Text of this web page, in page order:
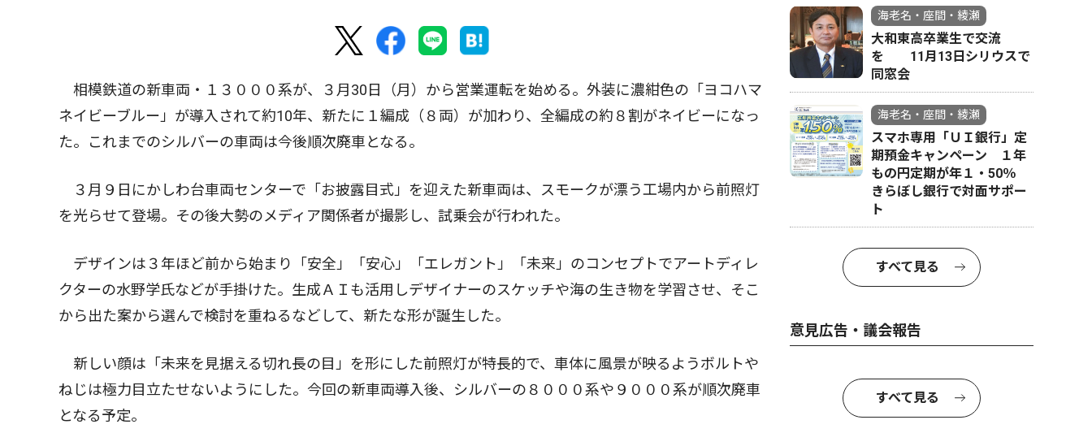
相模鉄道の新車両・１３０００系が、３月30日（月）から営業運転を始める。外装に濃紺色の「ヨコハマ
ネイビーブルー」が導入されて約10年、新たに１編成（８両）が加わり、全編成の約８割がネイビーになっ
た。これまでのシルバーの車両は今後順次廃車となる。
３月９日にかしわ台車両センターで「お披露目式」を迎えた新車両は、スモークが漂う工場内から前照灯
を光らせて登場。その後大勢のメディア関係者が撮影し、試乗会が行われた。
デザインは３年ほど前から始まり「安全」「安心」「エレガント」「未来」のコンセプトでアートディレ
クターの水野学氏などが手掛けた。生成ＡＩも活用しデザイナーのスケッチや海の生き物を学習させ、そこ
から出た案から選んで検討を重ねるなどして、新たな形が誕生した。
新しい顔は「未来を見据える切れ長の目」を形にした前照灯が特長的で、車体に風景が映るようボルトや
ねじは極力目立たせないようにした。今回の新車両導入後、シルバーの８０００系や９０００系が順次廃車
となる予定。
海老名・座間・綾瀬
大和東高卒業生で交流
を 11月13日シリウスで
同窓会
海老名・座間・綾瀬
スマホ専用「ＵＩ銀行」定
期預金キャンペーン １年
もの円定期が年１・50％
きらぼし銀行で対面サポー
ト
すべて見る
意見広告・議会報告
すべて見る